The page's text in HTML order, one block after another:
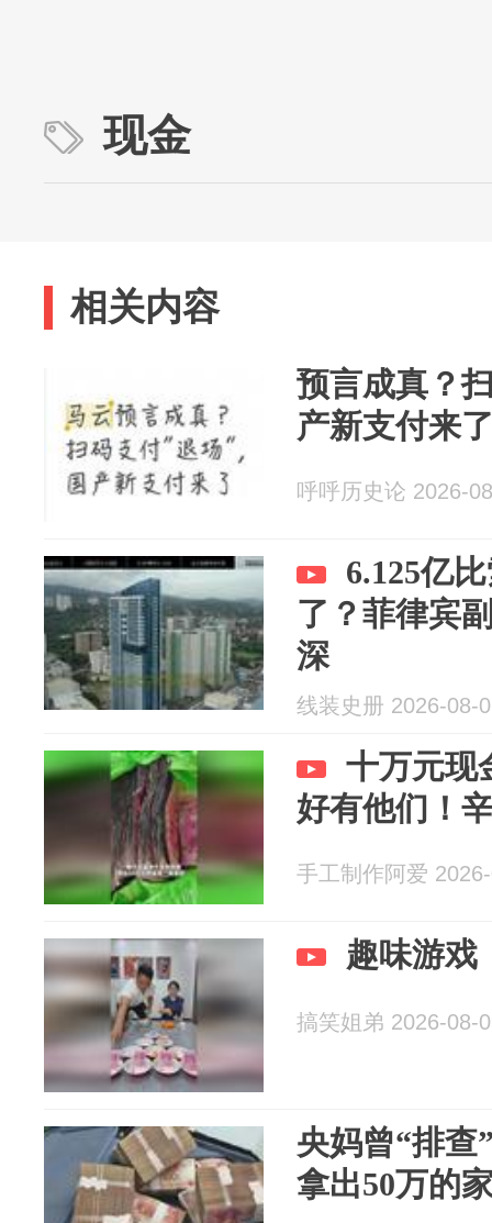
现金
相关内容
预言成真？
产新支付来
呼呼历史论 2026-
6.125亿
了？菲律宾
深
线装史册 2026-08-
十万元现
好有他们！
手工制作阿爱
趣味游戏
搞笑姐弟 2026-08-
央妈曾“排查
拿出50万的